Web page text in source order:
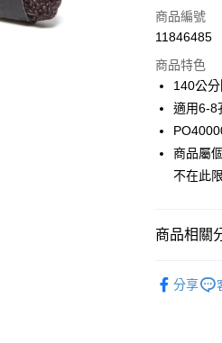
信用卡一次
運送方式
宅配
每筆
商品編號
11846485
商品特色
140公
適用6-8
商品屬
不在此
商品相關
分享